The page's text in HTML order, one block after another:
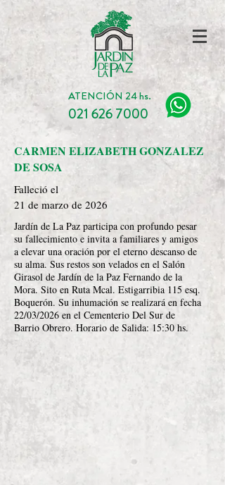
ATENCIÓN 24 hs.
021 626 7000
CARMEN ELIZABETH GONZALEZ
DE SOSA
Falleció el
21 de marzo de 2026
Jardín de La Paz participa con profundo pesar
su fallecimiento e invita a familiares y amigos
a elevar una oración por el eterno descanso de
su alma. Sus restos son velados en el Salón
Girasol de Jardín de la Paz Fernando de la
Mora. Sito en Ruta Mcal. Estigarribia 115 esq.
Boquerón. Su inhumación se realizará en fecha
22/03/2026 en el Cementerio Del Sur de
Barrio Obrero. Horario de Salida: 15:30 hs.